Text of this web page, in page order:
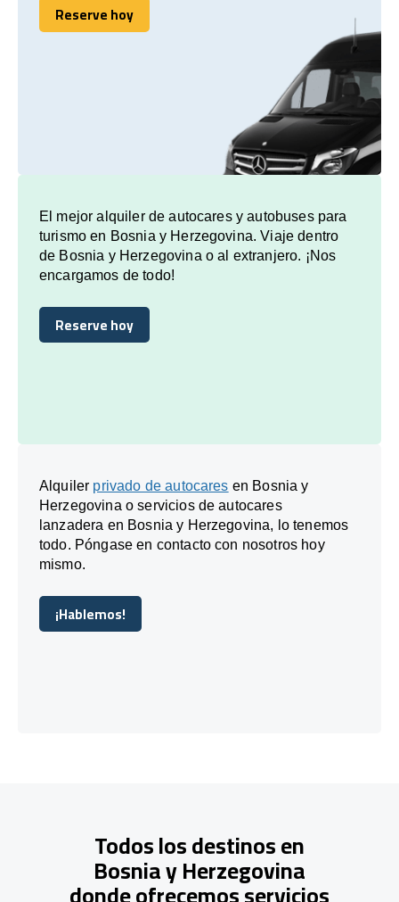
Reserve hoy
Reserve hoy
El mejor alquiler de autocares y autobuses para
turismo en Bosnia y Herzegovina. Viaje dentro
de Bosnia y Herzegovina o al extranjero. ¡Nos
encargamos de todo!
Reserve hoy
Reserve hoy
Alquiler privado de autocares en Bosnia y
Herzegovina o servicios de autocares
lanzadera en Bosnia y Herzegovina, lo tenemos
todo. Póngase en contacto con nosotros hoy
mismo.
¡Hablemos!
¡Hablemos!
Todos los destinos en
Bosnia y Herzegovina